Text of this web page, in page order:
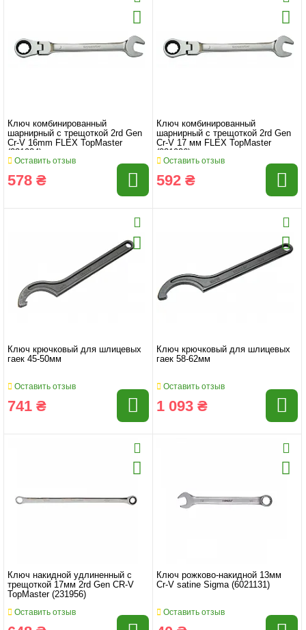
Ключ комбинированный
шарнирный с трещоткой 2rd Gen
Cr-V 16mm FLEX TopMaster
(231934)
Оставить отзыв
578 ₴
Ключ комбинированный
шарнирный с трещоткой 2rd Gen
Cr-V 17 мм FLEX TopMaster
(231926)
Оставить отзыв
592 ₴
Ключ крючковый для шлицевых
гаек 45-50мм
Оставить отзыв
741 ₴
Ключ крючковый для шлицевых
гаек 58-62мм
Оставить отзыв
1 093 ₴
Ключ накидной удлиненный с
трещоткой 17мм 2rd Gen CR-V
TopMaster (231956)
Оставить отзыв
Ключ рожково-накидной 13мм
Cr-V satine Sigma (6021131)
Оставить отзыв